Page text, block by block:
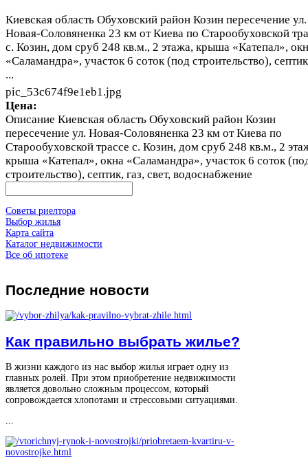
Киевская область Обуховский район Козин пересечение ул.
Новая-Соловяненка 23 км от Киева по Старообуховской
с. Козин, дом сруб 248 кв.м., 2 этажа, крыша «Катепал»,
«Саламандра», участок 6 соток (под строительство),
...
pic_53c674f9e1eb1.jpg
Цена:
Описание Киевская область Обуховский район Козин
пересечение ул. Новая-Соловяненка 23 км от Киева по
Старообуховской трассе с. Козин, дом сруб 248 кв.м., 2
крыша «Катепал», окна «Саламандра», участок 6 соток
строительство), септик, газ, свет, водоснабжение
Советы риелтора
Выбор жилья
Карта сайта
Каталог недвижимости
Все об ипотеке
Последние новости
Как правильно выбрать жилье?
В жизни каждого из нас выбор жилья играет одну из
главных ролей. При этом приобретение недвижимости
является довольно сложным процессом, который
сопровождается хлопотами и стрессовыми ситуациями.
...